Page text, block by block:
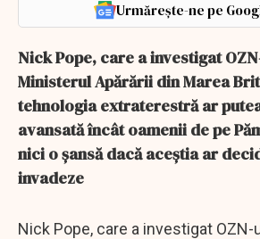
Urmărește-ne pe
Nick Pope, care a investigat
Ministerul Apărării din Marea
tehnologia extraterestră ar
avansată încât oamenii de pe
nici o șansă dacă aceștia ar
invadeze
Nick Pope, care a investigat